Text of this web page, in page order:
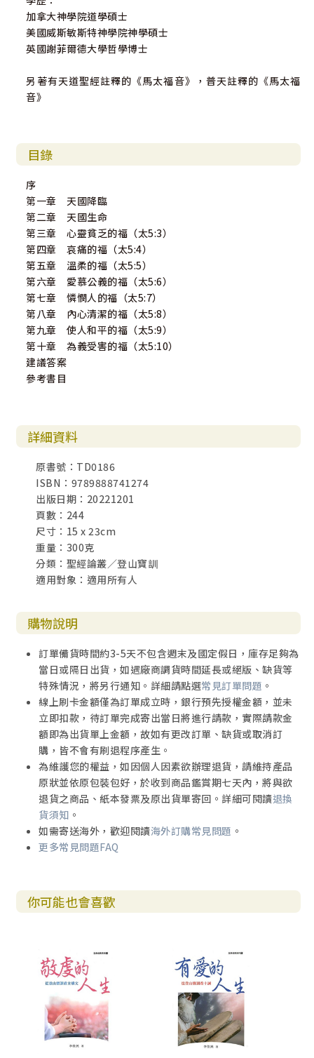
加拿大神學院道學碩士
美國威斯敏斯特神學院神學碩士
英國謝菲爾德大學哲學博士
另著有天道聖經註釋的《馬太福音》，普天註釋的《馬太福
音》
目錄
序
第一章 天國降臨
第二章 天國生命
第三章 心靈貧乏的福（太5:3）
第四章 哀痛的福（太5:4）
第五章 溫柔的福（太5:5）
第六章 愛慕公義的福（太5:6）
第七章 憐憫人的福（太5:7）
第八章 內心清潔的福（太5:8）
第九章 使人和平的福（太5:9）
第十章 為義受害的福（太5:10）
建議答案
參考書目
詳細資料
原書號：TD0186
ISBN：9789888741274
出版日期：20221201
頁數：244
尺寸：15 x 23cm
重量：300克
分類：聖經論叢／登山寶訓
適用對象：適用所有人
購物說明
訂單備貨時間約3-5天不包含週末及國定假日，庫存足夠為
當日或隔日出貨，如遇廠商調貨時間延長或絕版、缺貨等
特殊情況，將另行通知。詳細請點選常見訂單問題 。
線上刷卡金額僅為訂單成立時，銀行預先授權金額，並未
立即扣款，待訂單完成寄出當日將進行請款，實際請款金
額即為出貨單上金額，故如有更改訂單、缺貨或取消訂
購，皆不會有刷退程序產生。
為維護您的權益，如因個人因素欲辦理退貨，請維持產品
原狀並依原包裝包好，於收到商品鑑賞期七天內，將與欲
退貨之商品、紙本發票及原出貨單寄回。詳細可閱讀退換
貨須知 。
如需寄送海外，歡迎閱讀海外訂購常見問題 。
更多常見問題FAQ
你可能也會喜歡